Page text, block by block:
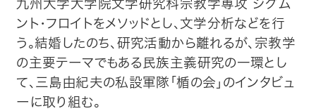
九州大学大学院文学研究科宗教学専攻 ジグム
ント・フロイトをメソッドとし、文学分析などを行
う。結婚したのち、研究活動から離れるが、宗教学
の主要テーマでもある民族主義研究の一環とし
て、三島由紀夫の私設軍隊「楯の会」のインタビュ
ーに取り組む。